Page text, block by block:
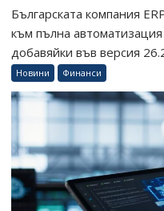
Българската компания
към пълна
добавяйки във версия
Новини Финанси